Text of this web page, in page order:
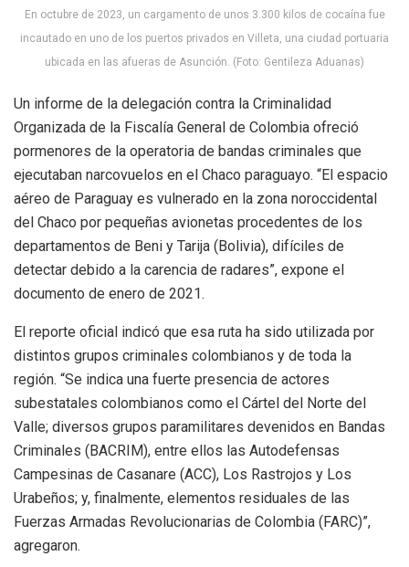
En octubre de 2023, un cargamento de unos 3.300 kilos de cocaína fue
incautado en uno de los puertos privados en Villeta, una ciudad portuaria
ubicada en las afueras de Asunción. (Foto: Gentileza Aduanas)
Un informe de la delegación contra la Criminalidad
Organizada de la Fiscalía General de Colombia ofreció
pormenores de la operatoria de bandas criminales que
ejecutaban narcovuelos en el Chaco paraguayo. “El espacio
aéreo de Paraguay es vulnerado en la zona noroccidental
del Chaco por pequeñas avionetas procedentes de los
departamentos de Beni y Tarija (Bolivia), difíciles de
detectar debido a la carencia de radares”, expone el
documento de enero de 2021.
El reporte oficial indicó que esa ruta ha sido utilizada por
distintos grupos criminales colombianos y de toda la
región. “Se indica una fuerte presencia de actores
subestatales colombianos como el Cártel del Norte del
Valle; diversos grupos paramilitares devenidos en Bandas
Criminales (BACRIM), entre ellos las Autodefensas
Campesinas de Casanare (ACC), Los Rastrojos y Los
Urabeños; y, finalmente, elementos residuales de las
Fuerzas Armadas Revolucionarias de Colombia (FARC)”,
agregaron.